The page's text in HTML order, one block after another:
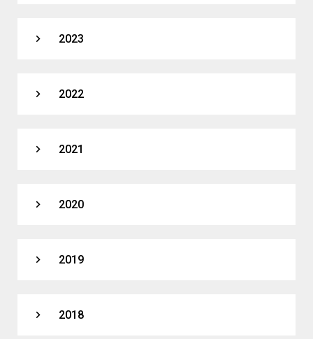
expand_more 2023
expand_more 2022
expand_more 2021
expand_more 2020
expand_more 2019
expand_more 2018